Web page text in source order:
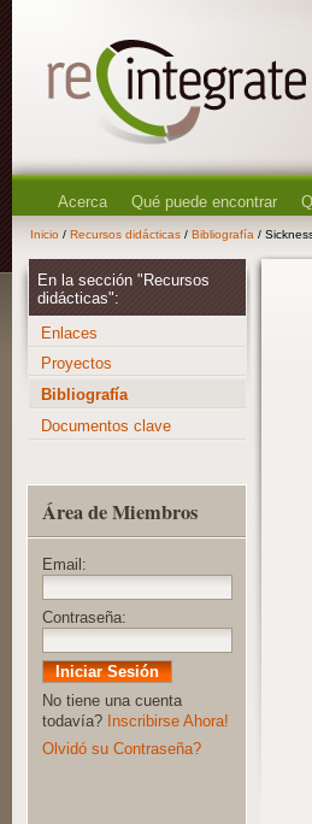
Acerca Qué puede encontrar
Inicio / Recursos didácticas / Bibliografía /
En la sección "Recursos
didácticas":
Enlaces
Proyectos
Bibliografía
Documentos clave
Área de Miembros
Email:
Contraseña:
No tiene una cuenta
todavía? Inscribirse Ahora!
Olvidó su Contraseña?